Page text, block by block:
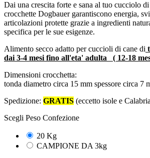
Dai una crescita forte e sana al tuo cucciolo
crocchette Dogbauer garantiscono energia,
articolazioni protette grazie a ingredienti
specifica per le sue esigenze.
Alimento secco adatto per cuccioli di cane di
dai 3-4 mesi fino all'eta' adulta ( 12-18
Dimensioni crocchetta:
tonda diametro circa 15 mm spessore circa 7
Spedizione: GRATIS (eccetto isole e
Scegli Peso Confezione
20 Kg
CAMPIONE DA 3kg